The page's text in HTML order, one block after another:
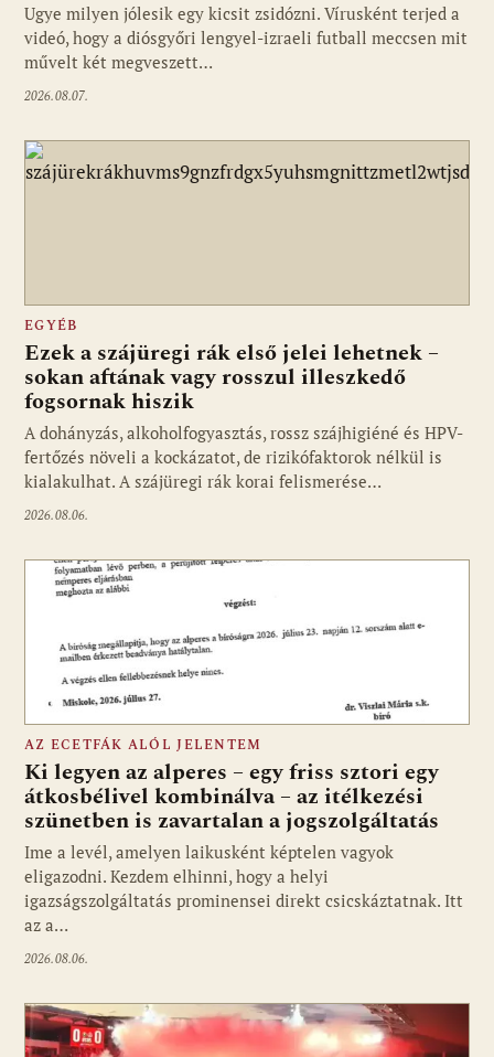
Ugye milyen jólesik egy kicsit zsidózni. Vírusként terjed a
videó, hogy a diósgyőri lengyel-izraeli futball meccsen mit
művelt két megveszett…
2026.08.07.
EGYÉB
Ezek a szájüregi rák első jelei lehetnek –
sokan aftának vagy rosszul illeszkedő
fogsornak hiszik
A dohányzás, alkoholfogyasztás, rossz szájhigiéné és HPV-
fertőzés növeli a kockázatot, de rizikófaktorok nélkül is
kialakulhat. A szájüregi rák korai felismerése…
2026.08.06.
AZ ECETFÁK ALÓL JELENTEM
Ki legyen az alperes – egy friss sztori egy
átkosbélivel kombinálva – az itélkezési
szünetben is zavartalan a jogszolgáltatás
Ime a levél, amelyen laikusként képtelen vagyok
eligazodni. Kezdem elhinni, hogy a helyi
igazságszolgáltatás prominensei direkt csicskáztatnak. Itt
az a…
2026.08.06.